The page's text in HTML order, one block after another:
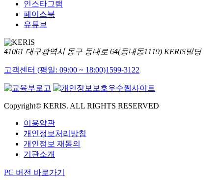
인스타그램
페이스북
유튜브
41061 대구광역시 동구 동내로 64(동내동1119) KERIS빌딩
고객센터 (평일: 09:00 ~ 18:00)1599-3122
Copyright© KERIS. ALL RIGHTS RESERVED
이용약관
개인정보처리방침
개인정보 재동의
기관소개
PC 버전 바로가기